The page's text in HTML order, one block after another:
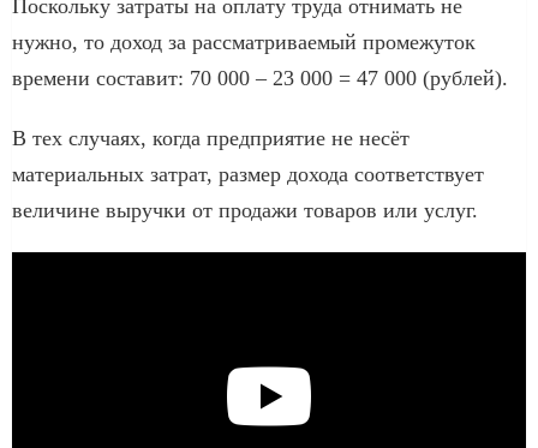
Поскольку затраты на оплату труда отнимать не
нужно, то доход за рассматриваемый промежуток
времени составит: 70 000 – 23 000 = 47 000 (рублей).
В тех случаях, когда предприятие не несёт
материальных затрат, размер дохода соответствует
величине выручки от продажи товаров или услуг.